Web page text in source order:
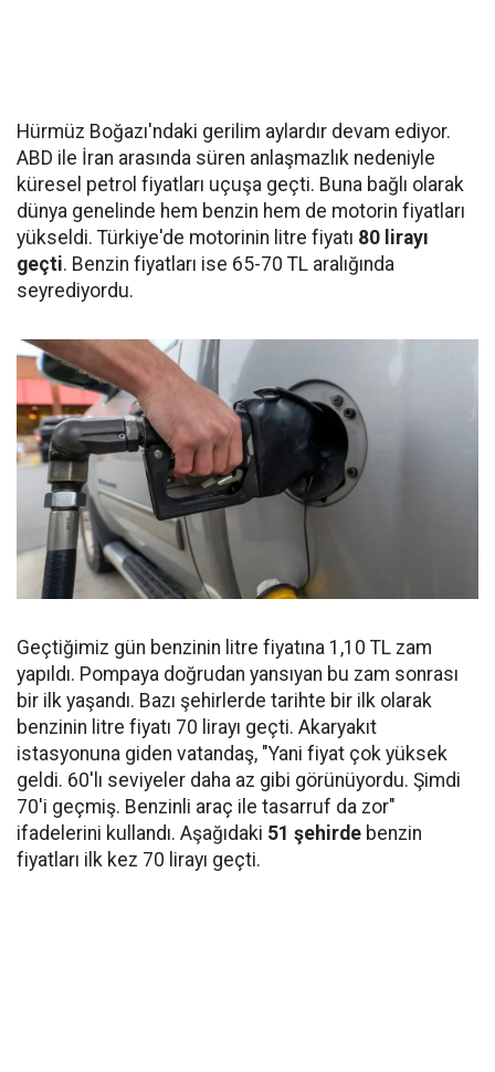
Hürmüz Boğazı'ndaki gerilim aylardır devam ediyor.
ABD ile İran arasında süren anlaşmazlık nedeniyle
küresel petrol fiyatları uçuşa geçti. Buna bağlı olarak
dünya genelinde hem benzin hem de motorin fiyatları
yükseldi. Türkiye'de motorinin litre fiyatı 80 lirayı
geçti. Benzin fiyatları ise 65-70 TL aralığında
seyrediyordu.
Geçtiğimiz gün benzinin litre fiyatına 1,10 TL zam
yapıldı. Pompaya doğrudan yansıyan bu zam sonrası
bir ilk yaşandı. Bazı şehirlerde tarihte bir ilk olarak
benzinin litre fiyatı 70 lirayı geçti. Akaryakıt
istasyonuna giden vatandaş, "Yani fiyat çok yüksek
geldi. 60'lı seviyeler daha az gibi görünüyordu. Şimdi
70'i geçmiş. Benzinli araç ile tasarruf da zor"
ifadelerini kullandı. Aşağıdaki 51 şehirde benzin
fiyatları ilk kez 70 lirayı geçti.